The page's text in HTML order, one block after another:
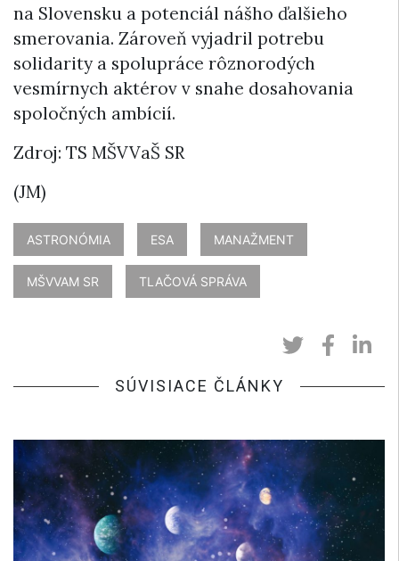
na Slovensku a potenciál nášho ďalšieho
smerovania. Zároveň vyjadril potrebu
solidarity a spolupráce rôznorodých
vesmírnych aktérov v snahe dosahovania
spoločných ambícií.
Zdroj: TS MŠVVaŠ SR
(JM)
ASTRONÓMIA ESA MANAŽMENT
MŠVVAM SR TLAČOVÁ SPRÁVA
SÚVISIACE ČLÁNKY